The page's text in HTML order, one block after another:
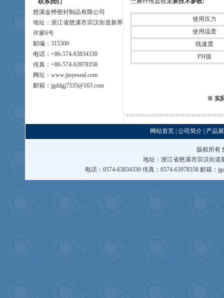
联系我们
慈溪金烨密封制品有限公司
地址：浙江省慈溪市宗汉街道新界
许家6号
邮编：315300
电话：+86-574-63834330
传真：+86-574-63978358
网址：www.jinyeseal.com
邮箱：jgddgj7535@163.com
使用压力
使用温度
线速度
PH值
※ 实
网站首页 公司简介 产品
版权所有
地址：浙江省慈溪市宗汉街道
电话：0574-63834330 传真：0574-63978358 邮箱：